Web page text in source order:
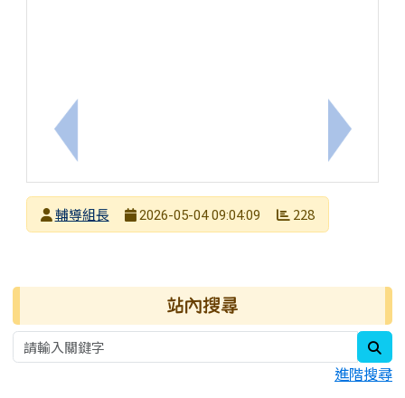
上一筆：臺南女中「114學年度資優適性試探系列課
下一筆：
發布者
輔導組長
2026-05-04 09:04:09 228
右邊區域內容 站內搜尋
進階搜尋